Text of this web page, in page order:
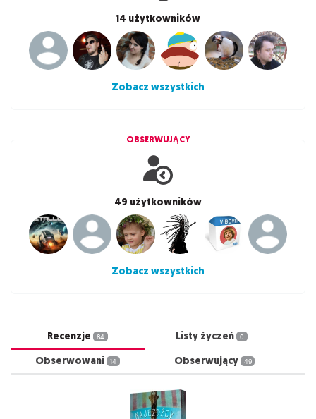
14 użytkowników
Zobacz wszystkich
OBSERWUJĄCY
49 użytkowników
Zobacz wszystkich
Recenzje 84 Listy życzeń 0
Obserwowani 14 Obserwujący 49